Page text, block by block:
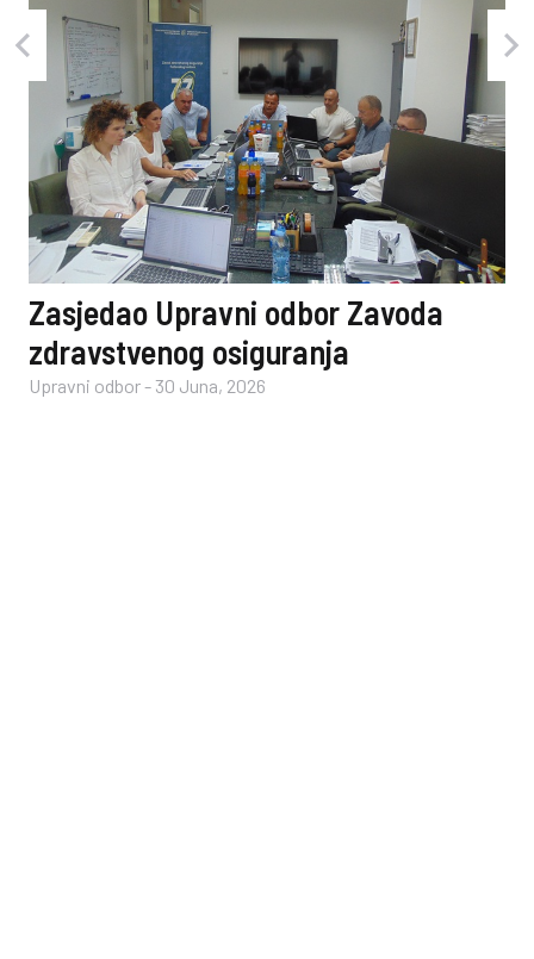
Zasjedao Upravni odbor Zavoda
zdravstvenog osiguranja
Upravni odbor- 30 Juna, 2026